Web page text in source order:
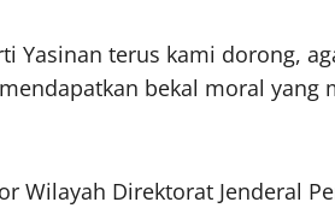
Yasinan terus kami dorong,
bekal moral
Wilayah Direktorat Jenderal